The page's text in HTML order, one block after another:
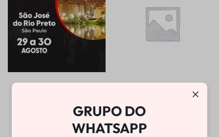
PRETO | 29/08/2026 –
BLOQUEADOR DE TUBO W-
GRUPO DO
WHATSAPP